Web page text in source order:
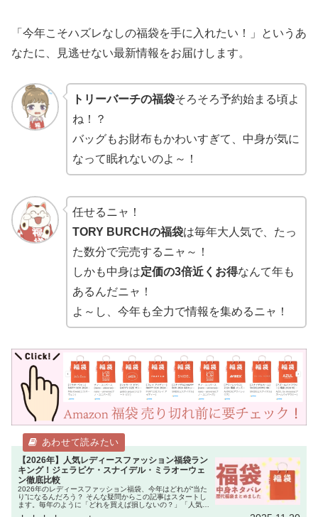
「今年こそハズレなしの福袋を手に入れたい！」というあ
なたに、見逃せない最新情報をお届けします。
トリーバーチの福袋そろそろ予約始まる頃よ
ね！？
バッグもお財布もかわいすぎて、中身が気に
なって眠れないのよ～！
任せるニャ！
TORY BURCHの福袋は毎年大人気で、たっ
た数分で完売するニャ～！
しかも中身は定価の3倍近くお得なんて年も
あるんだニャ！
よ～し、今年も全力で情報を集めるニャ！
【2026年】人気レディースファッション福袋ラン
キング！ジェラピケ・スナイデル・ミラオーウェ
ン徹底比較
2026年のレディースファッション福袋、今年はどれが“当た
り”になるんだろう？ そんな疑問からこの記事はスタートし
ます。毎年のように「どれを買えば損しないの？」「人気ブ